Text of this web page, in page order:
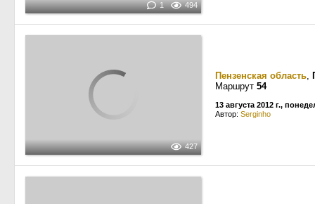
1 494
427
Пензенская область,
Маршрут 54
13 августа 2012 г.,
Автор: Serginho